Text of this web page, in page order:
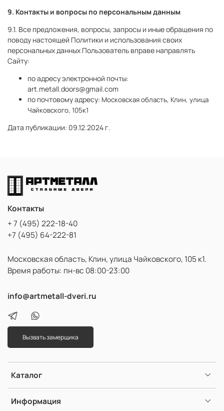
9. Контакты и вопросы по персональным данным
9.1. Все предложения, вопросы, запросы и иные обращения по
поводу настоящей Политики и использования своих
персональных данных Пользователь вправе направлять
Сайту:
по адресу электронной почты:
art.metall.doors@gmail.com
по почтовому адресу: Московская область, Клин, улица
Чайковского, 105к1
Дата публикации: 09.12.2024 г.
Каталог
Информация
Контакты
+ 7 (495) 222-18-40
+7 (495) 64-222-81
Московская область, Клин, улица Чайковского, 105 к1.
Время работы: пн-вс 08:00-23:00
info@artmetall-dveri.ru
Вызвать замерщика